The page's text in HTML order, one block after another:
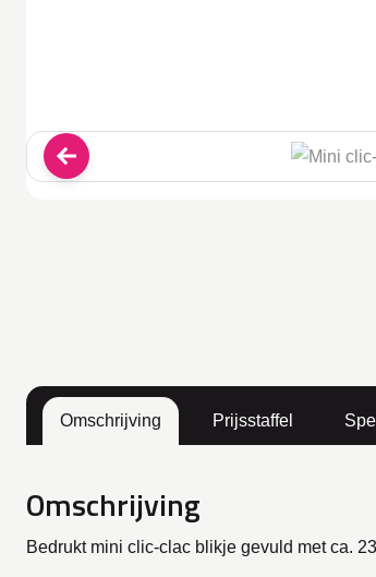
Omschrijving Prijsstaffel
Omschrijving
Bedrukt mini clic-clac blikje gevuld met ca.